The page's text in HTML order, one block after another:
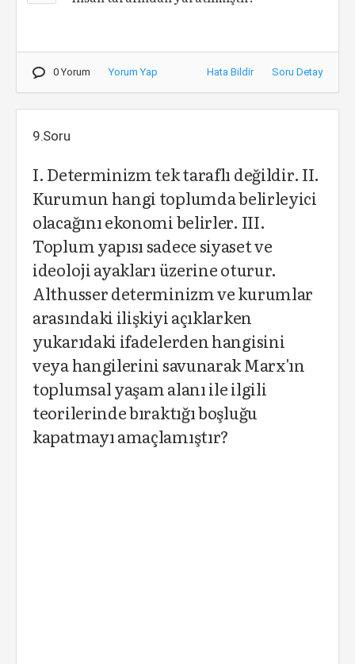
0 Yorum Yorum Yap Hata Bildir Soru Detay
9.Soru
I. Determinizm tek taraflı değildir. II.
Kurumun hangi toplumda belirleyici
olacağını ekonomi belirler. III.
Toplum yapısı sadece siyaset ve
ideoloji ayakları üzerine oturur.
Althusser determinizm ve kurumlar
arasındaki ilişkiyi açıklarken
yukarıdaki ifadelerden hangisini
veya hangilerini savunarak Marx'ın
toplumsal yaşam alanı ile ilgili
teorilerinde bıraktığı boşluğu
kapatmayı amaçlamıştır?